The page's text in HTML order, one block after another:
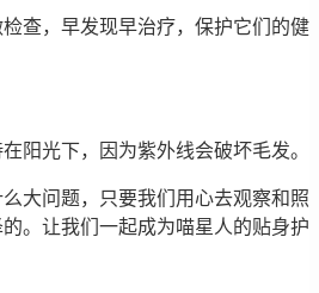
查，早发现早治疗，保护它们的健
阳光下，因为紫外线会破坏毛发。
大问题，只要我们用心去观察和照
。让我们一起成为喵星人的贴身护